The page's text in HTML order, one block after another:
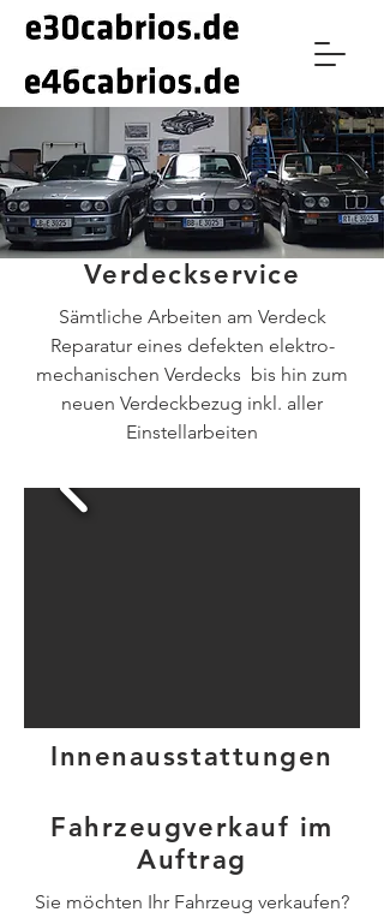
Verdeckservice
Sämtliche Arbeiten am Verdeck
Reparatur eines defekten elektro-
mechanischen Verdecks bis hin zum
neuen Verdeckbezug inkl. aller
Einstellarbeiten
Innenausstattungen
Fahrzeugverkauf im
Auftrag
Sie möchten Ihr Fahrzeug verkaufen?